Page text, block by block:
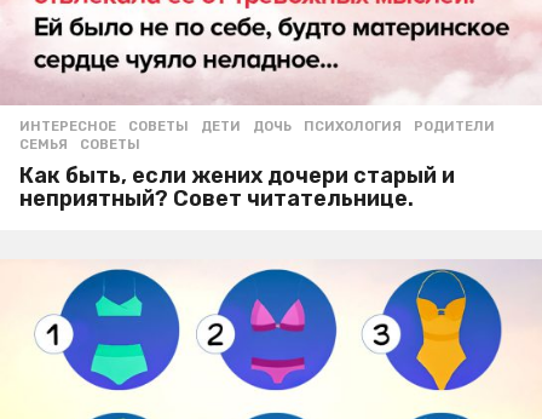
ИНТЕРЕСНОЕ ,СОВЕТЫ ДЕТИ ,ДОЧЬ ,ПСИХОЛОГИЯ ,РОДИТЕЛИ
СЕМЬЯ
,СОВЕТЫ
Как быть, если жених дочери старый и
неприятный? Совет читательнице.